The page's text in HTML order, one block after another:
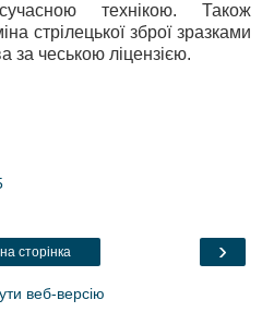
технікою. Також
стрілецької зброї зразками
за чеською ліцензією.
›
сторінка
веб-версію